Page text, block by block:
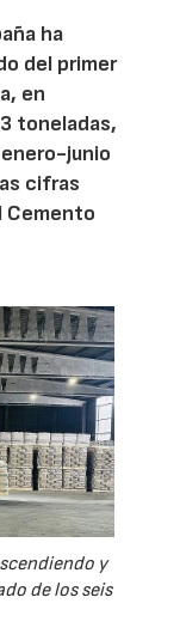
ha
del primer
en
toneladas,
junio
cifras
Cemento
y
de los seis